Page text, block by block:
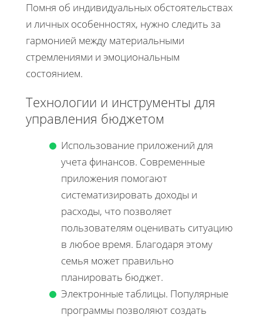
Помня об индивидуальных обстоятельствах
и личных особенностях, нужно следить за
гармонией между материальными
стремлениями и эмоциональным
состоянием.
Технологии и инструменты для
управления бюджетом
Использование приложений для
учета финансов. Современные
приложения помогают
систематизировать доходы и
расходы, что позволяет
пользователям оценивать ситуацию
в любое время. Благодаря этому
семья может правильно
планировать бюджет.
Электронные таблицы. Популярные
программы позволяют создать